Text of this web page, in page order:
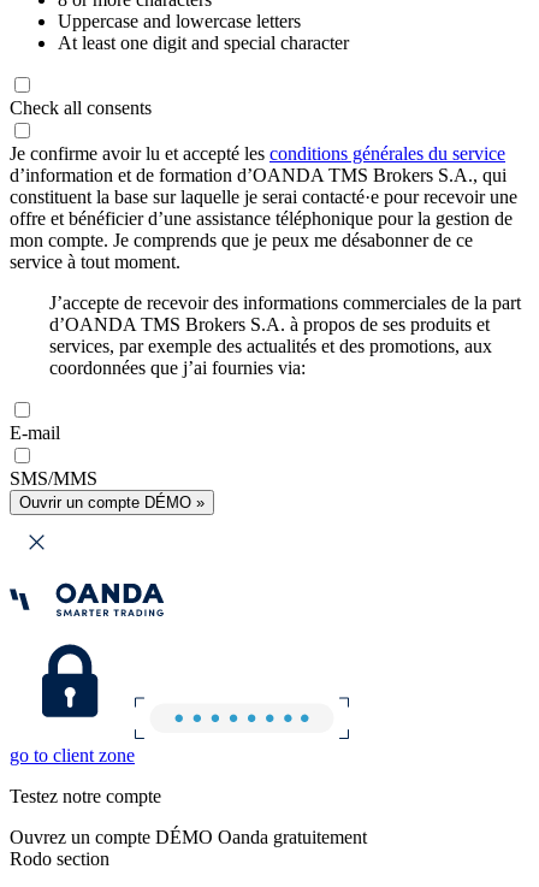
Uppercase and lowercase letters
At least one digit and special character
Check all consents
Je confirme avoir lu et accepté les conditions générales du service
d’information et de formation d’OANDA TMS Brokers S.A., qui
constituent la base sur laquelle je serai contacté·e pour recevoir une
offre et bénéficier d’une assistance téléphonique pour la gestion de
mon compte. Je comprends que je peux me désabonner de ce
service à tout moment.
J’accepte de recevoir des informations commerciales de la part
d’OANDA TMS Brokers S.A. à propos de ses produits et
services, par exemple des actualités et des promotions, aux
coordonnées que j’ai fournies via:
E-mail
SMS/MMS
Ouvrir un compte DÉMO »
go to client zone
Testez notre compte
Ouvrez un compte DÉMO Oanda gratuitement
Rodo section